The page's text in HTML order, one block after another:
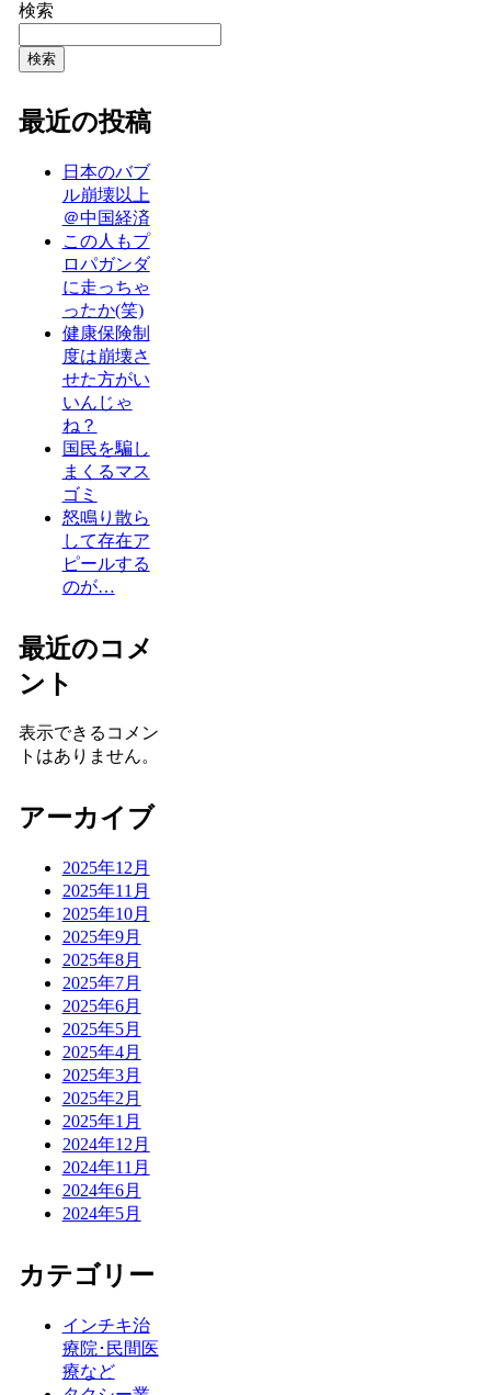
検索
検索
最近の投稿
日本のバブ
ル崩壊以上
＠中国経済
この人もプ
ロパガンダ
に走っちゃ
ったか(笑)
健康保険制
度は崩壊さ
せた方がい
いんじゃ
ね？
国民を騙し
まくるマス
ゴミ
怒鳴り散ら
して存在ア
ピールする
のが…
最近のコメ
ント
表示できるコメン
トはありません。
アーカイブ
2025年12月
2025年11月
2025年10月
2025年9月
2025年8月
2025年7月
2025年6月
2025年5月
2025年4月
2025年3月
2025年2月
2025年1月
2024年12月
2024年11月
2024年6月
2024年5月
カテゴリー
インチキ治
療院･民間医
療など